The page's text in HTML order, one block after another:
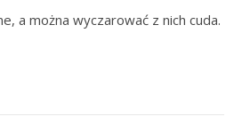
a można wyczarować z nich cuda.